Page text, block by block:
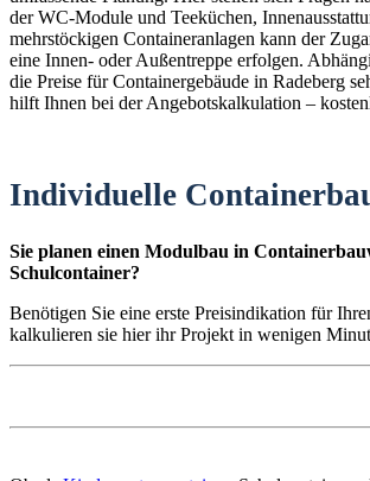
der WC-Module und Teeküchen,
mehrstöckigen Containeranlagen kann der
eine Innen- oder Außentreppe erfolgen.
die Preise für Containergebäude in Radeberg
hilft Ihnen bei der Angebotskalkulation –
Individuelle
Sie planen einen Modulbau in
Schulcontainer?
Benötigen Sie eine erste Preisindikation für
kalkulieren sie hier ihr Projekt in wenigen